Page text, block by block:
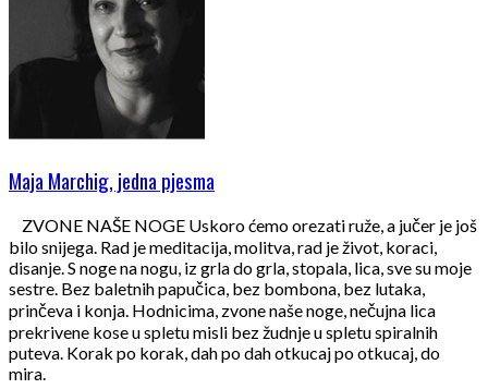
Maja Marchig, jedna pjesma
ZVONE NAŠE NOGE Uskoro ćemo orezati ruže, a jučer je još
bilo snijega. Rad je meditacija, molitva, rad je život, koraci,
disanje. S noge na nogu, iz grla do grla, stopala, lica, sve su moje
sestre. Bez baletnih papučica, bez bombona, bez lutaka,
prinčeva i konja. Hodnicima, zvone naše noge, nečujna lica
prekrivene kose u spletu misli bez žudnje u spletu spiralnih
puteva. Korak po korak, dah po dah otkucaj po otkucaj, do
mira.